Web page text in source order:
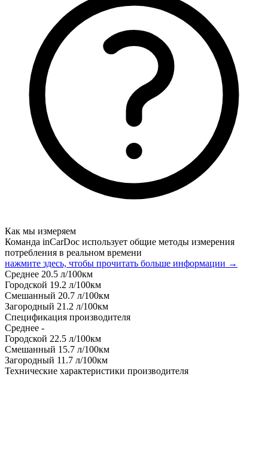
Как мы измеряем
Команда inCarDoc использует общие методы измерения
потребления в реальном времени
нажмите здесь, чтобы прочитать больше информации →
Среднее 20.5 л/100км
Городской 19.2 л/100км
Смешанный 20.7 л/100км
Загородный 21.2 л/100км
Спецификация производителя
Среднее -
Городской 22.5 л/100км
Смешанный 15.7 л/100км
Загородный 11.7 л/100км
Технические характеристики производителя